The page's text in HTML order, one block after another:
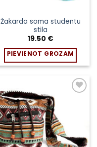
Žakarda soma studentu
stila
19.50 €
PIEVIENOT GROZAM